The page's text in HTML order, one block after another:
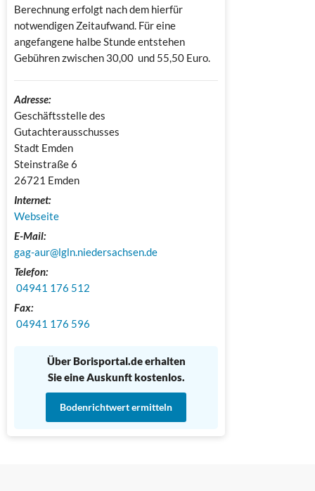
Berechnung erfolgt nach dem hierfür
notwendigen Zeitaufwand. Für eine
angefangene halbe Stunde entstehen
Gebühren zwischen 30,00 und 55,50 Euro.
Adresse:
Geschäftsstelle des
Gutachterausschusses
Stadt Emden
Steinstraße 6
26721 Emden
Internet:
Webseite
E-Mail:
gag-aur@lgln.niedersachsen.de
Telefon:
04941 176 512
Fax:
04941 176 596
Über Borisportal.de erhalten
Sie eine Auskunft kostenlos.
Bodenrichtwert ermitteln